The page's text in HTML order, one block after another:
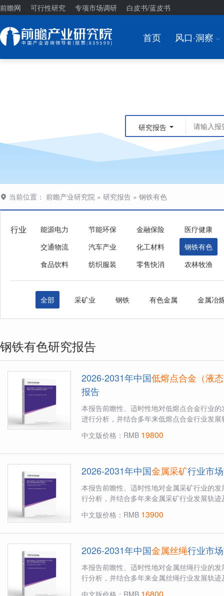
前瞻网 可行性研究 专项市场调研 白皮书/蓝皮书
首页 风口·洞察 I
研究报告
当前位置： 前瞻产业研究院 » 研究报告 » 钢铁有色
行业 能源电力 节能环保 金融保险
医疗健康
交通物流
汽车产业 化工材料
钢铁有色
食品饮料
纺织服装 零售快消 农林牧渔
全部 采矿业 钢铁 有色金属 金属冶
钢铁有色研究报告
2026-2031年中国低熔点合金（液
报告
本报告前瞻性、适时性地对低熔点合金行业
进行分析，并结合多年来低熔点合金行业发
中文版价格：RMB 19800
2026-2031年中国金属采矿行业市
本报告前瞻性、适时性地对金属采矿行业的
行分析，并结合多年来金属采矿行业发展轨
中文版价格：RMB 13900
2026-2031年中国金属丝绳行业市
本报告前瞻性、适时性地对金属丝绳行业的
行分析，并结合多年来金属丝绳行业发展轨
中文版价格：RMB